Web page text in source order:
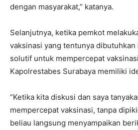
dengan masyarakat,” katanya.
Selanjutnya, ketika pemkot
vaksinasi yang tentunya
solutif untuk mempercepat
Kapolrestabes Surabaya memiliki
“Ketika kita diskusi dan saya
mempercepat vaksinasi, tanpa
beliau langsung menyampaikan